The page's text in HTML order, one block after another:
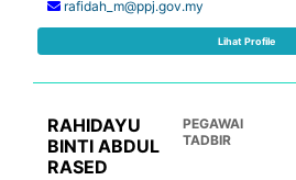
rafidah_m@ppj.gov.my
Lihat Profile
RAHIDAYU
BINTI ABDUL
RASED
PEGAWAI
TADBIR